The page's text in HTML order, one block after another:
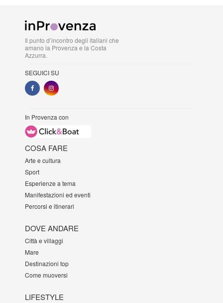
Il punto d’incontro degli italiani che
amano la Provenza e la Costa
Azzurra.
SEGUICI SU
In Provenza con
COSA FARE
Arte e cultura
Sport
Esperienze a tema
Manifestazioni ed eventi
Percorsi e itinerari
DOVE ANDARE
Città e villaggi
Mare
Destinazioni top
Come muoversi
LIFESTYLE